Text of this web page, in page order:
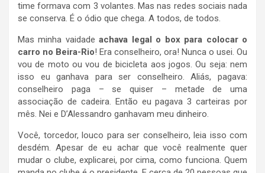
time formava com 3 volantes. Mas nas redes sociais nada
se conserva. É o ódio que chega. A todos, de todos.
Mas minha vaidadeachava legal o box para colocar o
carro no Beira-Rio! Era conselheiro, ora! Nunca o usei. Ou
vou de moto ou vou de bicicleta aos jogos. Ou seja: nem
isso eu ganhava para ser conselheiro. Aliás, pagava:
conselheiro paga – se quiser – metade de uma
associação de cadeira. Então eu pagava 3 carteiras por
mês. Nei e D’Alessandro ganhavam meu dinheiro.
Você, torcedor, louco para ser conselheiro, leia isso com
desdém. Apesar de eu achar que você realmente quer
mudar o clube, explicarei, por cima, como funciona. Quem